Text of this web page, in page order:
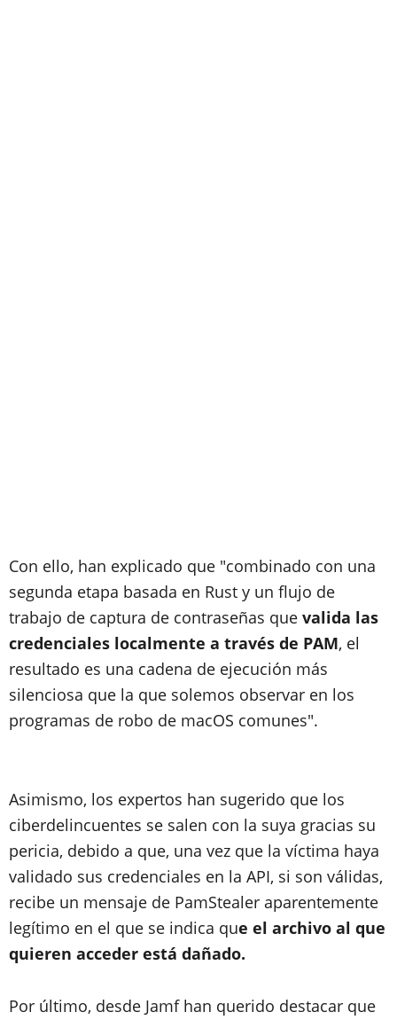
Con ello, han explicado que "combinado con una
segunda etapa basada en Rust y un flujo de
trabajo de captura de contraseñas que valida las
credenciales localmente a través de PAM, el
resultado es una cadena de ejecución más
silenciosa que la que solemos observar en los
programas de robo de macOS comunes".
Asimismo, los expertos han sugerido que los
ciberdelincuentes se salen con la suya gracias su
pericia, debido a que, una vez que la víctima haya
validado sus credenciales en la API, si son válidas,
recibe un mensaje de PamStealer aparentemente
legítimo en el que se indica que el archivo al que
quieren acceder está dañado.
Por último, desde Jamf han querido destacar que